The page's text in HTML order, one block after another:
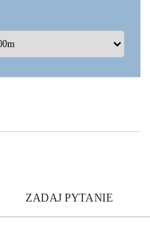
ZADAJ PYTANIE